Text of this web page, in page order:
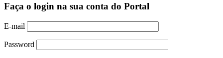
Faça o login na sua conta do Portal
E-mail
Password